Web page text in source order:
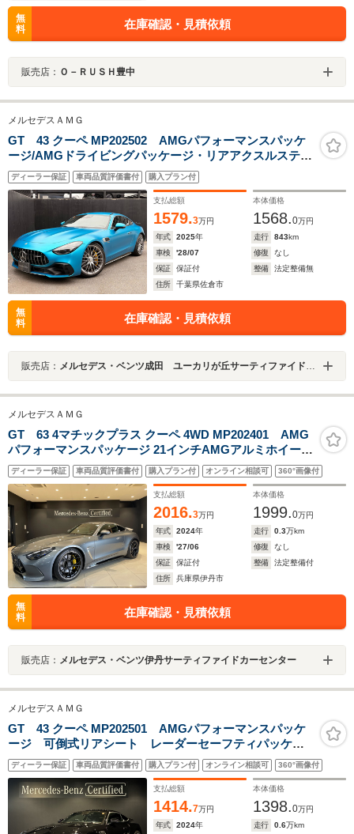
無
料
在庫確認・見積依頼
販売店： Ｏ－ＲＵＳＨ豊中
メルセデスＡＭＧ
GT 43 クーペ MP202502 AMGパフォーマンスパッケ
ージ/AMGドライビングパッケージ・リアアクスルステア
リング・マルチコントロールシートバック(運転席・助手
席)・ヘッドアップディスプレイ・AMG RIDE CONTROL
サスペンション
ディーラー保証 車両品質評価書付 購入プラン付
支払総額
1579.3万円
本体価格
1568.0万円
年式
2025年 走行 843km
車検
'28/07 修復
なし
保証
保証付 整備
法定整備無
住所
千葉県佐倉市
無
料
在庫確認・見積依頼
販売店： メルセデス・ベンツ成田 ユーカリが丘サーティファイドカーセンター
メルセデスＡＭＧ
GT 63 4マチックプラス クーペ 4WD MP202401 AMG
パフォーマンスパッケージ 21インチAMGアルミホイール
(鍛造)
ディーラー保証 車両品質評価書付 購入プラン付 オンライン相談可 360°画像付
支払総額
2016.3万円
本体価格
1999.0万円
年式
2024年 走行 0.3万km
車検
'27/06 修復
なし
保証
保証付 整備
法定整備付
住所
兵庫県伊丹市
無
料
在庫確認・見積依頼
販売店： メルセデス・ベンツ伊丹サーティファイドカーセンター
メルセデスＡＭＧ
GT 43 クーペ MP202501 AMGパフォーマンスパッケ
ージ 可倒式リアシート レーダーセーフティパッケー
ジ MBUX
ディーラー保証 車両品質評価書付 購入プラン付 オンライン相談可 360°画像付
支払総額
1414.7万円
本体価格
1398.0万円
年式
2024年 走行 0.6万km